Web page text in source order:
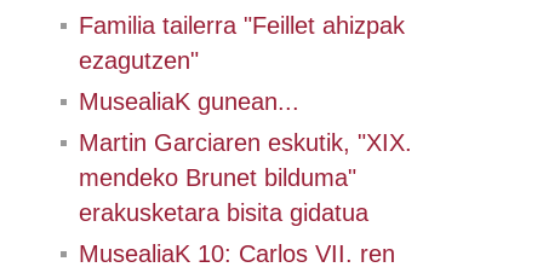
Familia tailerra "Feillet ahizpak
ezagutzen"
MusealiaK gunean...
Martin Garciaren eskutik, "XIX.
mendeko Brunet bilduma"
erakusketara bisita gidatua
MusealiaK 10: Carlos VII. ren